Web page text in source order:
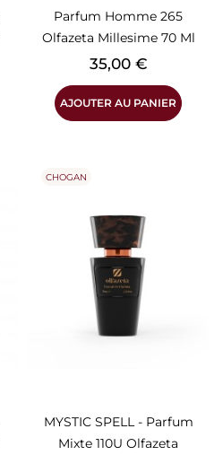
Parfum Homme 265
Olfazeta Millesime 70 Ml
Prix
35,00 €
AJOUTER AU PANIER
MYSTIC SPELL - Parfum
Mixte 110U Olfazeta
CHOGAN